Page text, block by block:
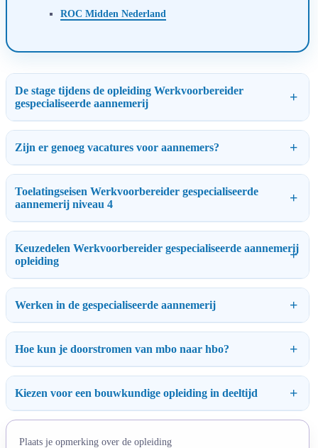
ROC Midden Nederland
De stage tijdens de opleiding Werkvoorbereider
gespecialiseerde aannemerij
Zijn er genoeg vacatures voor aannemers?
Toelatingseisen Werkvoorbereider gespecialiseerde
aannemerij niveau 4
Keuzedelen Werkvoorbereider gespecialiseerde aannemerij
opleiding
Werken in de gespecialiseerde aannemerij
Hoe kun je doorstromen van mbo naar hbo?
Kiezen voor een bouwkundige opleiding in deeltijd
Plaats je opmerking over de opleiding